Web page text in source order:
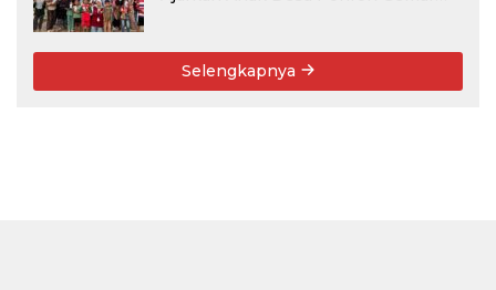
Selengkapnya